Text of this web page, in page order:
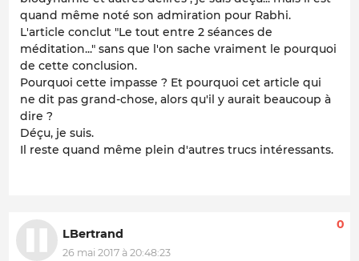
quand même noté son admiration pour Rabhi.
L'article conclut "Le tout entre 2 séances de
méditation..." sans que l'on sache vraiment le pourquoi
de cette conclusion.
Pourquoi cette impasse ? Et pourquoi cet article qui
ne dit pas grand-chose, alors qu'il y aurait beaucoup à
dire ?
Déçu, je suis.
Il reste quand même plein d'autres trucs intéressants.
LBertrand
26 mai 2017 à 20:48:23
0